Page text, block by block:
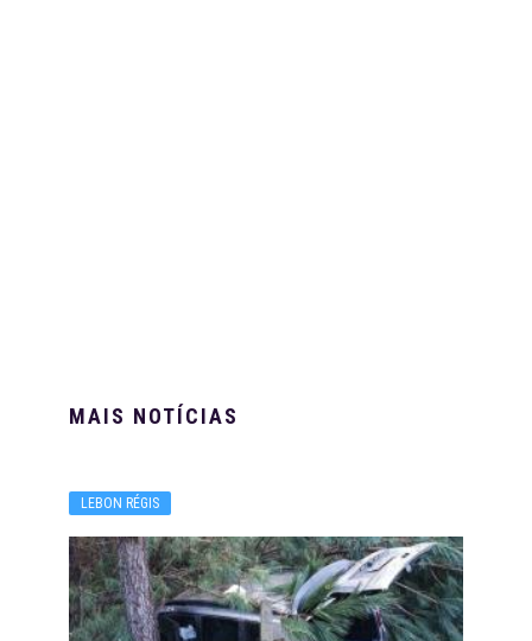
MAIS NOTÍCIAS
LEBON RÉGIS